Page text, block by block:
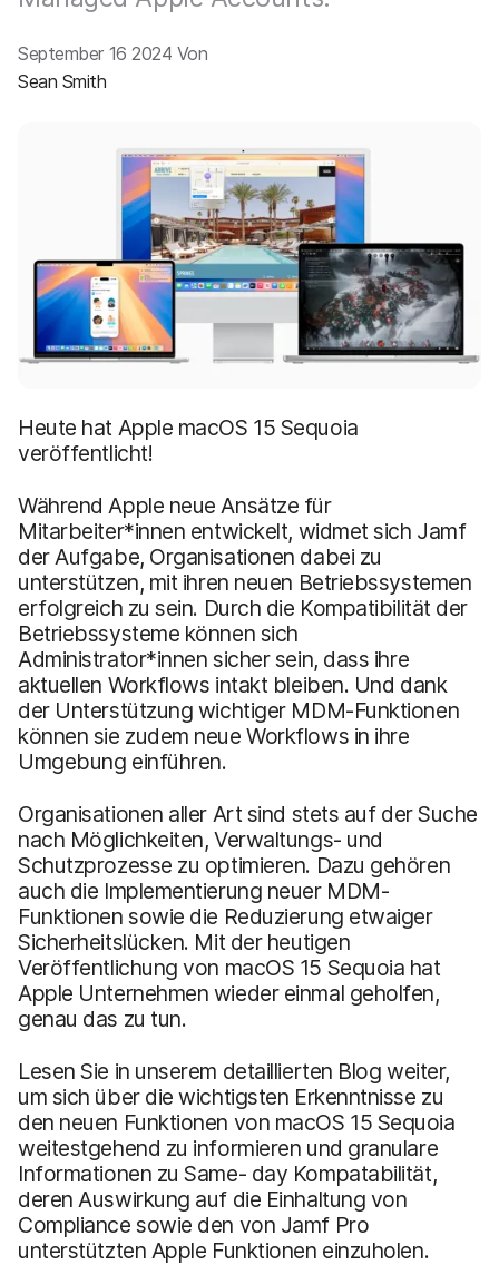
p
i
September 16 2024 Von
Sean Smith
Heute hat Apple macOS 15 Sequoia
veröffentlicht!
Während Apple neue Ansätze für
Mitarbeiter*innen entwickelt, widmet sich Jamf
der Aufgabe, Organisationen dabei zu
unterstützen, mit ihren neuen Betriebssystemen
erfolgreich zu sein. Durch die Kompatibilität der
Betriebssysteme können sich
Administrator*innen sicher sein, dass ihre
aktuellen Workflows intakt bleiben. Und dank
der Unterstützung wichtiger MDM-Funktionen
können sie zudem neue Workflows in ihre
Umgebung einführen.
Organisationen aller Art sind stets auf der Suche
nach Möglichkeiten, Verwaltungs- und
Schutzprozesse zu optimieren. Dazu gehören
auch die Implementierung neuer MDM-
Funktionen sowie die Reduzierung etwaiger
Sicherheitslücken. Mit der heutigen
Veröffentlichung von macOS 15 Sequoia hat
Apple Unternehmen wieder einmal geholfen,
genau das zu tun.
Lesen Sie in unserem detaillierten Blog weiter,
um sich über die wichtigsten Erkenntnisse zu
den neuen Funktionen von macOS 15 Sequoia
weitestgehend zu informieren und granulare
Informationen zu Same- day Kompatabilität,
deren Auswirkung auf die Einhaltung von
Compliance sowie den von Jamf Pro
unterstützten Apple Funktionen einzuholen.